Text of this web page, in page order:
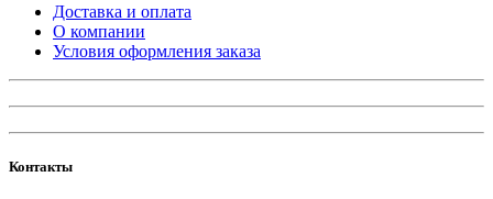
Доставка и оплата
О компании
Условия оформления заказа
Контакты